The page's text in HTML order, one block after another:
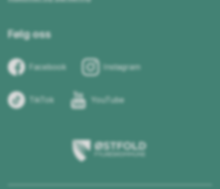
Følg oss
Facebook Instagram
TikTok YouTube
Østfold
fylkeskommune